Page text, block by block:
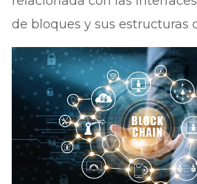
de bloques y sus estructuras